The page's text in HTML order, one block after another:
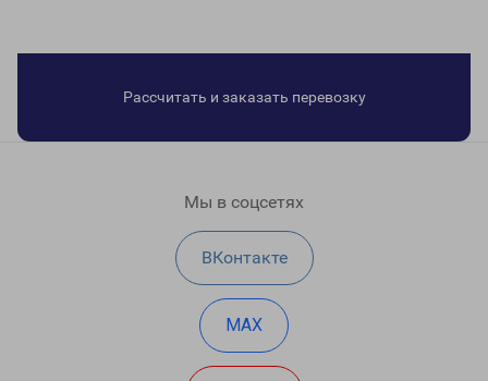
Рассчитать и заказать перевозку
Мы в соцсетях
ВКонтакте
MAX